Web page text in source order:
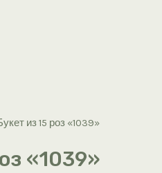
из 15 роз «1039»
«1039»